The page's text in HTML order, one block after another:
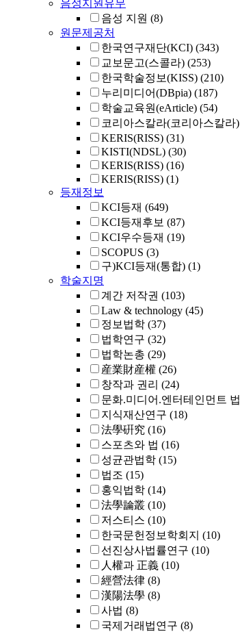
음성지원유무
음성 지원 (8)
원문제공처
한국연구재단(KCI) (343)
교보문고(스콜라) (253)
한국학술정보(KISS) (210)
누리미디어(DBpia) (187)
학술교육원(eArticle) (54)
코리아스칼라(코리아스칼라)
KERIS(RISS) (31)
KISTI(NDSL) (30)
KERIS(RISS) (16)
KERIS(RISS) (1)
등재정보
KCI등재 (649)
KCI등재후보 (87)
KCI우수등재 (19)
SCOPUS (3)
구)KCI등재(통합) (1)
학술지명
계간 저작권 (103)
Law & technology (45)
정보법학 (37)
법학연구 (32)
법학논총 (29)
産業財産權 (26)
창작과 권리 (24)
문화.미디어.엔터테인먼트 법
지식재산연구 (18)
法學硏究 (16)
스포츠와 법 (16)
성균관법학 (15)
법조 (15)
홍익법학 (14)
法學論叢 (10)
저스티스 (10)
한국문헌정보학회지 (10)
선진상사법률연구 (10)
人權과 正義 (10)
經營法律 (8)
漢陽法學 (8)
사법 (8)
국제거래법연구 (8)